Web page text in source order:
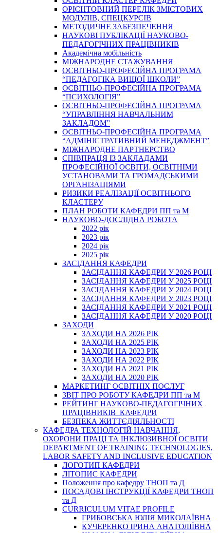
ОРІЄНТОВНИЙ ПЕРЕЛІК ЗМІСТОВИХ
МОДУЛІВ, СПЕЦКУРСІВ
МЕТОДИЧНЕ ЗАБЕЗПЕЧЕННЯ
НАУКОВІ ПУБЛІКАЦІЇ НАУКОВО-
ПЕДАГОГІЧНИХ ПРАЦІВНИКІВ
Академічна мобільність
МІЖНАРОДНЕ СТАЖУВАННЯ
ОСВІТНЬО-ПРОФЕСІЙНА ПРОГРАМА
“ПЕДАГОГІКА ВИЩОЇ ШКОЛИ”
ОСВІТНЬО-ПРОФЕСІЙНА ПРОГРАМА
“ПСИХОЛОГІЯ”
ОСВІТНЬО-ПРОФЕСІЙНА ПРОГРАМА
“УПРАВЛІННЯ НАВЧАЛЬНИМ
ЗАКЛАДОМ”
ОСВІТНЬО-ПРОФЕСІЙНА ПРОГРАМА
“АДМІНІСТРАТИВНИЙ МЕНЕДЖМЕНТ”
МІЖНАРОДНЕ ПАРТНЕРСТВО
СПІВПРАЦЯ ІЗ ЗАКЛАДАМИ
ПРОФЕСІЙНОЇ ОСВІТИ, ОСВІТНІМИ
УСТАНОВАМИ ТА ГРОМАДСЬКИМИ
ОРГАНІЗАЦІЯМИ
РИЗИКИ РЕАЛІЗАЦІЇ ОСВІТНЬОГО
КЛАСТЕРУ
ПЛАН РОБОТИ КАФЕДРИ ПП та М
НАУКОВО-ДОСЛІДНА РОБОТА
2022 рік
2023 рік
2024 рік
2025 рік
ЗАСІДАННЯ КАФЕДРИ
ЗАСІДАННЯ КАФЕДРИ У 2026 РОЦІ
ЗАСІДАННЯ КАФЕДРИ У 2025 РОЦІ
ЗАСІДАННЯ КАФЕДРИ У 2024 РОЦІ
ЗАСІДАННЯ КАФЕДРИ У 2023 РОЦІ
ЗАСІДАННЯ КАФЕДРИ У 2021 РОЦІ
ЗАСІДАННЯ КАФЕДРИ У 2020 РОЦІ
ЗАХОДИ
ЗАХОДИ НА 2026 РІК
ЗАХОДИ НА 2025 РІК
ЗАХОДИ НА 2023 РІК
ЗАХОДИ НА 2022 РІК
ЗАХОДИ НА 2021 РІК
ЗАХОДИ НА 2020 РІК
МАРКЕТИНГ ОСВІТНІХ ПОСЛУГ
3BIT ПРО РОБОТУ КАФЕДРИ ПП та М
РЕЙТИНГ НАУКОВО-ПЕДАГОГІЧНИХ
ПРАЦІВНИКІВ КАФЕДРИ
БЕЗПЕКА ЖИТТЄДІЯЛЬНОСТІ
КАФЕДРА ТЕХНОЛОГІЙ НАВЧАННЯ,
ОХОРОНИ ПРАЦІ ТА ІНКЛЮЗИВНОЇ ОСВІТИ
DEPARTMENT OF TRAINING TECHNOLOGIES,
LABOR SAFETY AND INCLUSIVE EDUCATION
ЛОГОТИП КАФЕДРИ
ЛІТОПИС КАФЕДРИ
Положення про кафедру ТНОП та Д
ПОСАДОВІ ІНСТРУКЦІЇ КАФЕДРИ ТНОП
та Д
CURRICULUM VITAE PROFILE
ГРИБОВСЬКА ЮЛІЯ МИКОЛАЇВНА
КУЧЕРЕНКО ІРИНА АНАТОЛІЇВНА